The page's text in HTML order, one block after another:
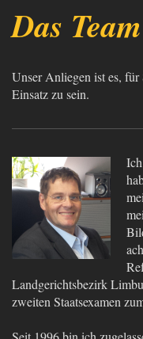
Das Team
Unser Anliegen ist es,
Einsatz zu sein.
Landgerichtsbezirk
zweiten Staatsexamen